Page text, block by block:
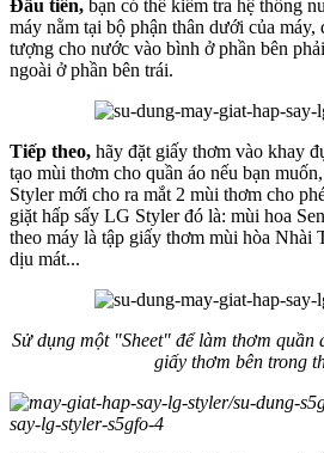
Đầu tiên, bạn có thể kiểm tra hệ thống
máy nằm tại bộ phận thân dưới của
tượng cho nước vào bình ở phần bên
ngoài ở phần bên trái.
Tiếp theo, hãy đặt giấy thơm vào khay
tạo mùi thơm cho quần áo nếu bạn
Styler mới cho ra mắt 2 mùi thơm cho
giặt hấp sấy LG Styler đó là: mùi hoa
theo máy là tập giấy thơm mùi hòa Nhài
dịu mát...
Sử dụng một "Sheet" để làm thơm quần
giấy thơm bên trong